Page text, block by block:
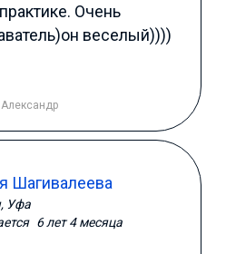
Очень
веселый))))
Александр
Шагивалеева
Уфа
6 лет 4 месяца